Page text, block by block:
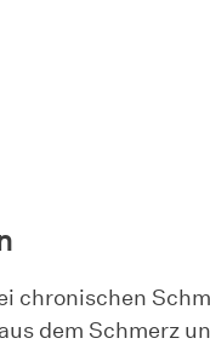
chronischen
dem Schmerz